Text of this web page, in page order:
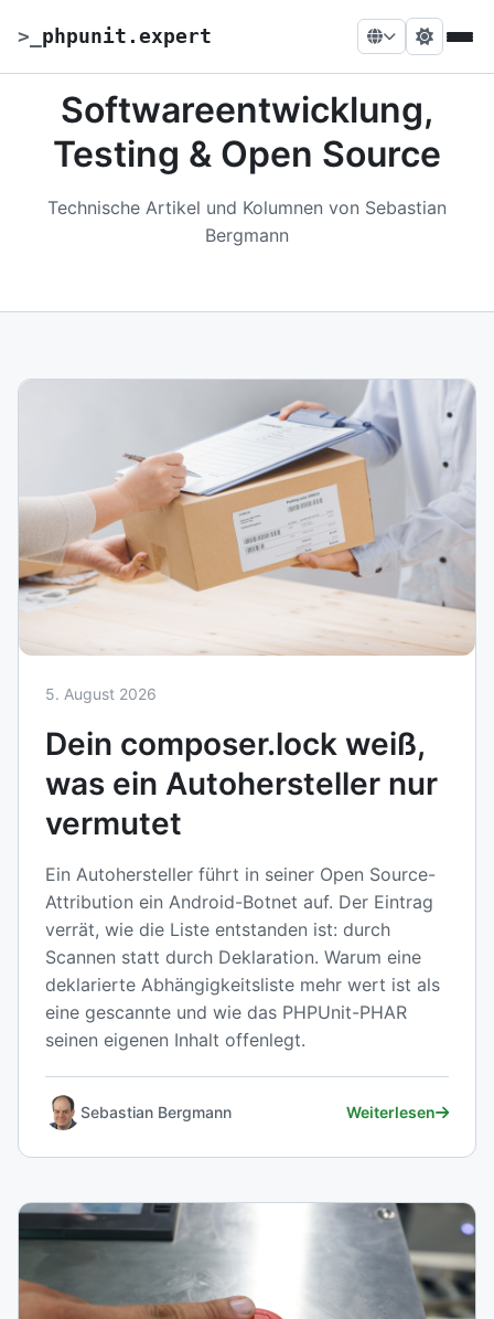
> phpunit.expert
Softwareentwicklung,
Testing & Open Source
Technische Artikel und Kolumnen von Sebastian
Bergmann
5. August 2026
Dein composer.lock weiß,
was ein Autohersteller nur
vermutet
Ein Autohersteller führt in seiner Open Source-
Attribution ein Android-Botnet auf. Der Eintrag
verrät, wie die Liste entstanden ist: durch
Scannen statt durch Deklaration. Warum eine
deklarierte Abhängigkeitsliste mehr wert ist als
eine gescannte und wie das PHPUnit-PHAR
seinen eigenen Inhalt offenlegt.
Sebastian Bergmann Weiterlesen